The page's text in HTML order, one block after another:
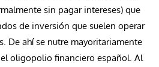
sin pagar intereses) que
de inversión que suelen operar
De ahí se nutre mayoritariamente
oligopolio financiero español. Al